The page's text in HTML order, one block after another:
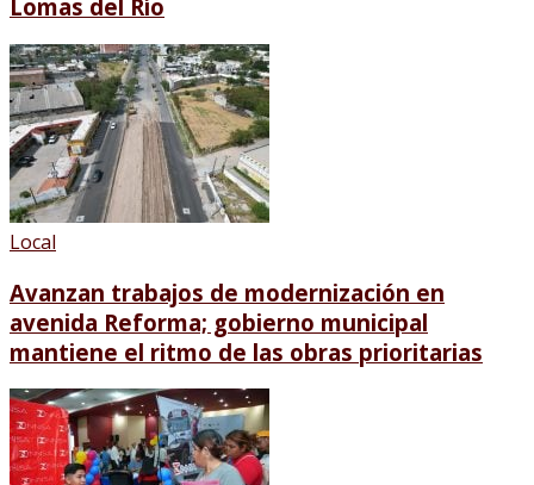
Lomas del Río
Local
Avanzan trabajos de modernización en
avenida Reforma; gobierno municipal
mantiene el ritmo de las obras prioritarias